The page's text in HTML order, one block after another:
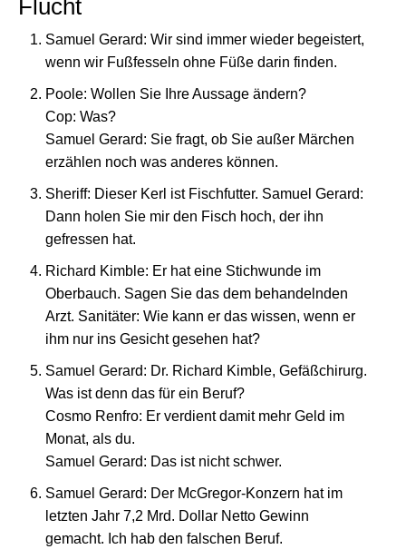
Flucht
Samuel Gerard: Wir sind immer wieder begeistert,
wenn wir Fußfesseln ohne Füße darin finden.
Poole: Wollen Sie Ihre Aussage ändern?
Cop: Was?
Samuel Gerard: Sie fragt, ob Sie außer Märchen
erzählen noch was anderes können.
Sheriff: Dieser Kerl ist Fischfutter. Samuel Gerard:
Dann holen Sie mir den Fisch hoch, der ihn
gefressen hat.
Richard Kimble: Er hat eine Stichwunde im
Oberbauch. Sagen Sie das dem behandelnden
Arzt. Sanitäter: Wie kann er das wissen, wenn er
ihm nur ins Gesicht gesehen hat?
Samuel Gerard: Dr. Richard Kimble, Gefäßchirurg.
Was ist denn das für ein Beruf?
Cosmo Renfro: Er verdient damit mehr Geld im
Monat, als du.
Samuel Gerard: Das ist nicht schwer.
Samuel Gerard: Der McGregor-Konzern hat im
letzten Jahr 7,2 Mrd. Dollar Netto Gewinn
gemacht. Ich hab den falschen Beruf.